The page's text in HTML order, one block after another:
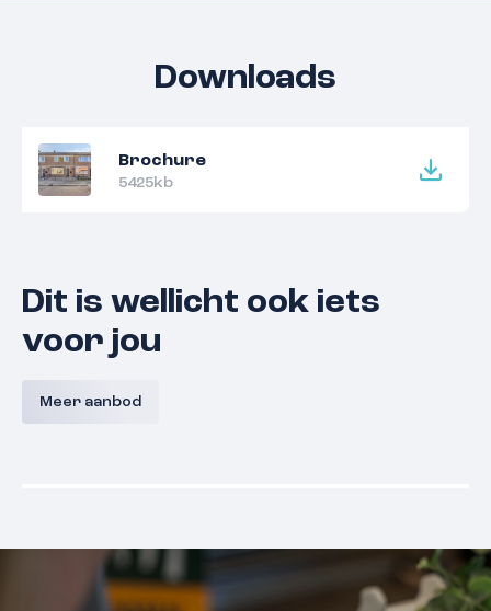
Downloads
Brochure
5425kb
Dit is wellicht ook iets
voor jou
Meer aanbod